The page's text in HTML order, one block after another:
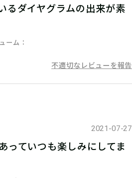
るダイヤグラムの出来が素
ーム
不適切なレビューを報告
2021-07-27
っていつも楽しみにしてま